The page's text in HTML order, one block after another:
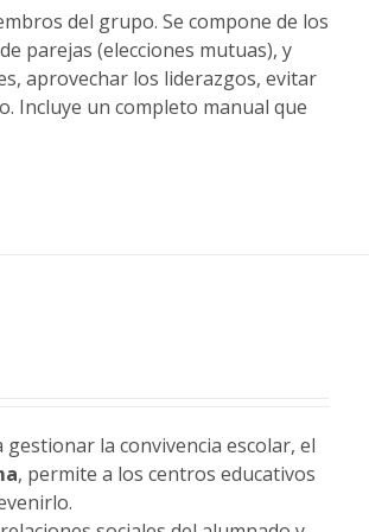
del grupo. Se compone de los
parejas (elecciones mutuas), y
aprovechar los liderazgos, evitar
Incluye un completo manual que
la convivencia escolar, el
, permite a los centros educativos